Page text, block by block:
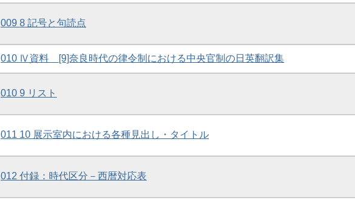
009 8 記号と句読点
010 Ⅳ資料 [9]奈良時代の律令制における中央官制の日英翻訳集
010 9 リスト
011 10 展示室内における各種見出し・タイトル
012 付録：時代区分－西暦対応表